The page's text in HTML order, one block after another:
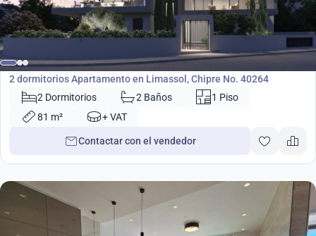
€285 000
Apartamento
2 dormitorios Apartamento en Limassol, Chipre No. 40264
2 Dormitorios
2 Baños
1 Piso
81 m²
+ VAT
Contactar con el vendedor